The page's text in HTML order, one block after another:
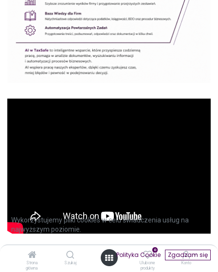
Strona
główna
Szukaj
0
Ulubione
produkty
Konto
Wykorzystujemy pliki cookies w celu świadczenia usług na
najwyższym poziomie.
Polityka Cookie Zgadzam się